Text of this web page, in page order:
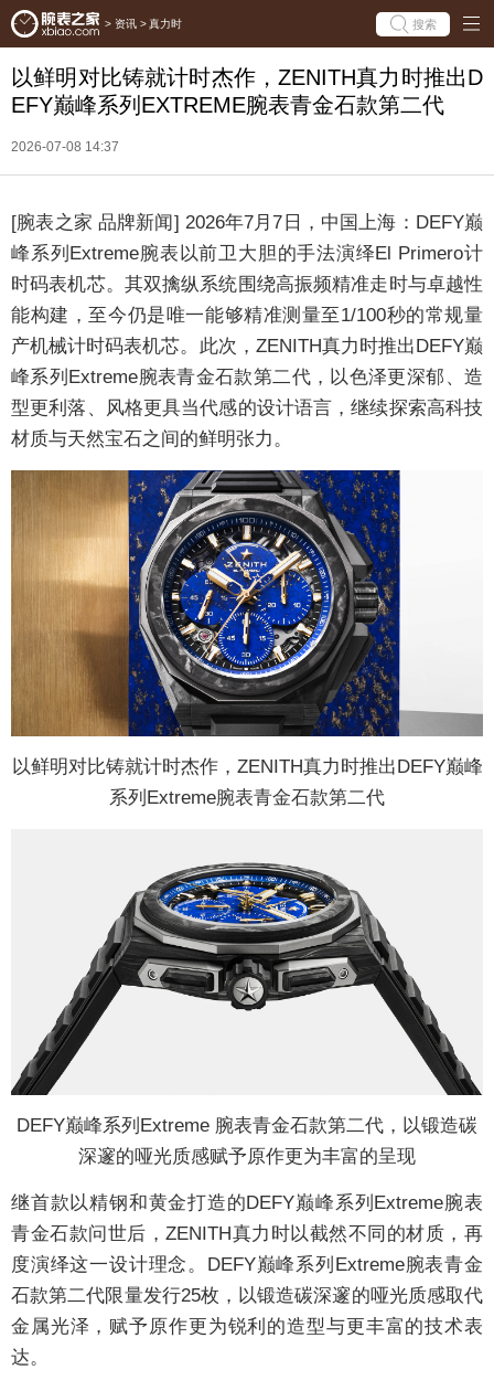
> 资讯 > 真力时 搜索
以鲜明对比铸就计时杰作，ZENITH真力时推出D
EFY巅峰系列EXTREME腕表青金石款第二代
2026-07-08 14:37
[腕表之家 品牌新闻] 2026年7月7日，中国上海：DEFY巅
峰系列Extreme腕表以前卫大胆的手法演绎El Primero计
时码表机芯。其双擒纵系统围绕高振频精准走时与卓越性
能构建，至今仍是唯一能够精准测量至1/100秒的常规量
产机械计时码表机芯。此次，ZENITH真力时推出DEFY巅
峰系列Extreme腕表青金石款第二代，以色泽更深郁、造
型更利落、风格更具当代感的设计语言，继续探索高科技
材质与天然宝石之间的鲜明张力。
以鲜明对比铸就计时杰作，ZENITH真力时推出DEFY巅峰
系列Extreme腕表青金石款第二代
DEFY巅峰系列Extreme 腕表青金石款第二代，以锻造碳
深邃的哑光质感赋予原作更为丰富的呈现
继首款以精钢和黄金打造的DEFY巅峰系列Extreme腕表
青金石款问世后，ZENITH真力时以截然不同的材质，再
度演绎这一设计理念。DEFY巅峰系列Extreme腕表青金
石款第二代限量发行25枚，以锻造碳深邃的哑光质感取代
金属光泽，赋予原作更为锐利的造型与更丰富的技术表
达。